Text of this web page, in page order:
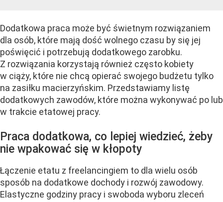
Dodatkowa praca może być świetnym rozwiązaniem
dla osób, które mają dość wolnego czasu by się jej
poświęcić i potrzebują dodatkowego zarobku.
Z rozwiązania korzystają również często kobiety
w ciąży, które nie chcą opierać swojego budżetu tylko
na zasiłku macierzyńskim. Przedstawiamy listę
dodatkowych zawodów, które można wykonywać po lub
w trakcie etatowej pracy.
Praca dodatkowa, co lepiej wiedzieć, żeby
nie wpakować się w kłopoty
Łączenie etatu z freelancingiem to dla wielu osób
sposób na dodatkowe dochody i rozwój zawodowy.
Elastyczne godziny pracy i swoboda wyboru zleceń